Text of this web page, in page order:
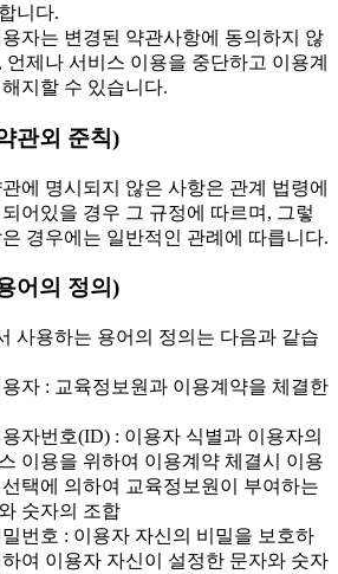
니다.
자는 변경된 약관사항에 동의하지 않
언제나 서비스 이용을 중단하고 이용계
지할 수 있습니다.
관외 준칙)
에 명시되지 않은 사항은 관계 법령에
어있을 경우 그 규정에 따르며, 그렇
경우에는 일반적인 관례에 따릅니다.
어의 정의)
사용하는 용어의 정의는 다음과 같습
자 : 교육정보원과 이용계약을 체결한
자번호(ID) : 이용자 식별과 이용자의
이용을 위하여 이용계약 체결시 이용
택에 의하여 교육정보원이 부여하는
숫자의 조합
번호 : 이용자 자신의 비밀을 보호하
여 이용자 자신이 설정한 문자와 숫자